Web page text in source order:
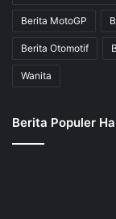
Berita MotoGP
Berita Otomotif
Wanita
Berita Populer